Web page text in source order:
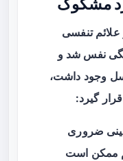
مشکوک
تنفسی
نفس شد و
وجود داشت،
گیرد:
ضروری
ممکن است